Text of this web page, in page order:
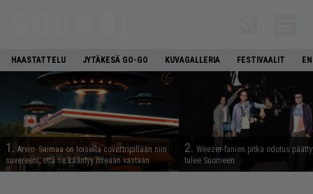
HAASTATTELU JYTÄKESÄ GO-GO KUVAGALLERIA FESTIVAALIT
1. Arvio: Saimaa on toisella covertripillään niin
suvereeni, että se kääntyy itseään vastaan
2. Weezer-fanien pitkä odotus
tulee Suomeen